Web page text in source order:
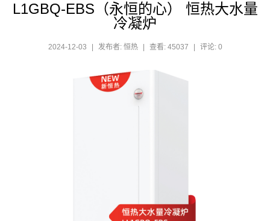
L1GBQ-EBS（永恒的心） 恒热大水量
冷凝炉
2024-12-03 发布者: 恒热 查看: 45037 评论: 0